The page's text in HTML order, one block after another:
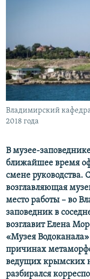
ПОБЕДИТЕЛЕЙ НЕ СУДЯТ?
КРЫМ.НЕПОКОРЕННЫЙ
ELIFBE
УКРАИНСКАЯ ПРОБЛЕМА
Все сайты RFE/RL
Владимирский
2018 года
В музее-
ближайшее время
смене руководства.
возглавляющая
место работы – во
заповедник в
возглавит Елена
«Музея
причинах
ведущих крымских
разбирался